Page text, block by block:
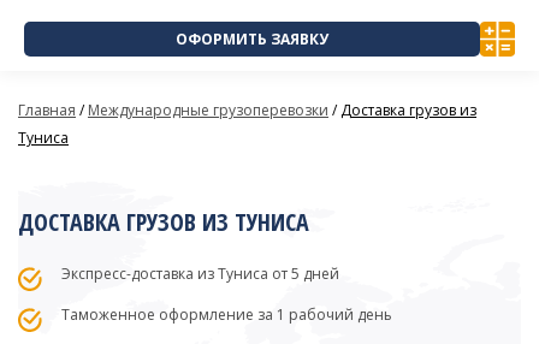
ОФОРМИТЬ ЗАЯВКУ
Главная /Международные грузоперевозки /Доставка грузов из
Туниса
ДОСТАВКА ГРУЗОВ ИЗ ТУНИСА
Экспресс-доставка из Туниса от 5 дней
Таможенное оформление за 1 рабочий день